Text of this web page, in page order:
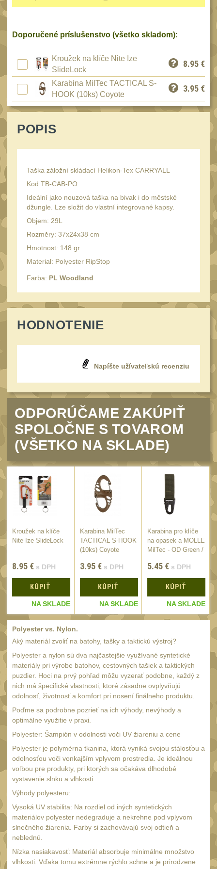
objednávky
BRAŠNY A TAŠKY
Brašny50
Univerzalní tašky 62
Speciální přepravní
tašky
40
Ledvinky59
Hydratační vaky
Odhazováky 39
Speciální pouzdra I
Speciální pouzdra II33
Speciální pouzdra III
Pouzdra na láhev
Pouzdra na toaletní
elektroniku67
Pouzdra a kapsy na
Stehenní pouzdra
Pouzdra na svítilny2
Puzdrá na mapy24
Cestovné púzdra29
Peněženky15
Doplňky 377
Ramenní popruhy a
vycpávky
Karabiny a přezky 75
koncovky25
Samonavíjecí držáky
Zámky
Nepromokavý potahy a
vaky 18
Adaptéry
Taktická pera4
Láhve16
Lékárničky
Na přežití26
Ostatní
MONTÁŽE PRO OPTIKU
(596)
Adaptéry a risery
Boční montáže 11
Montáže pro optiku
1" Picatinny45
1" Dovetail
30mm Picatinny
30mm Dovetail
Doporučené príslušenstvo (všetko skladom):
Kroužek na klíče Nite Ize
SlideLock
8.95 €
Karabina MilTec TACTICAL S-
HOOK (10ks) Coyote
3.95 €
POPIS
Taška záložní skládací Helikon-Tex CARRYALL
Kod TB-CAB-PO
Ideální jako nouzová taška na bivak i do městské
džungle. Lze složit do vlastní integrované kapsy.
Objem: 29L
Rozměry: 37x24x38 cm
Hmotnost: 148 gr
Material: Polyester RipStop
Farba: PL Woodland
HODNOTENIE
Napíšte užívateľskú recenziu
ODPORÚČAME ZAKÚPIŤ
SPOLOČNE S TOVAROM
(VŠETKO NA SKLADE)
Kroužek na klíče
Nite Ize SlideLock
8.95 € s DPH
KÚPIŤ
NA SKLADE
Karabina MilTec
TACTICAL S-HOOK
(10ks) Coyote
3.95 € s DPH
KÚPIŤ
NA SKLADE
Karabina pro klíče
na opasek a MOLLE
MilTec - OD Green /
5.45 € s DPH
KÚPIŤ
NA SKLADE
Polyester vs. Nylon.
Aký materiál zvoliť na batohy, tašky a taktickú výstroj?
Polyester a nylon sú dva najčastejšie využívané syntetické
materiály pri výrobe batohov, cestovných tašiek a taktických
puzdier. Hoci na prvý pohľad môžu vyzerať podobne, každý z
nich má špecifické vlastnosti, ktoré zásadne ovplyvňujú
odolnosť, životnosť a komfort pri nosení finálneho produktu.
Poďme sa podrobne pozrieť na ich výhody, nevýhody a
optimálne využitie v praxi.
Polyester: Šampión v odolnosti voči UV žiareniu a cene
Polyester je polymérna tkanina, ktorá vyniká svojou stálosťou a
odolnosťou voči vonkajším vplyvom prostredia. Je ideálnou
voľbou pre produkty, pri ktorých sa očakáva dlhodobé
vystavenie slnku a vlhkosti.
Výhody polyesteru:
Vysoká UV stabilita: Na rozdiel od iných syntetických
materiálov polyester nedegraduje a nekrehne pod vplyvom
slnečného žiarenia. Farby si zachovávajú svoj odtieň a
neblednú.
Nízka nasiakavosť: Materiál absorbuje minimálne množstvo
vlhkosti. Vďaka tomu extrémne rýchlo schne a je prirodzene